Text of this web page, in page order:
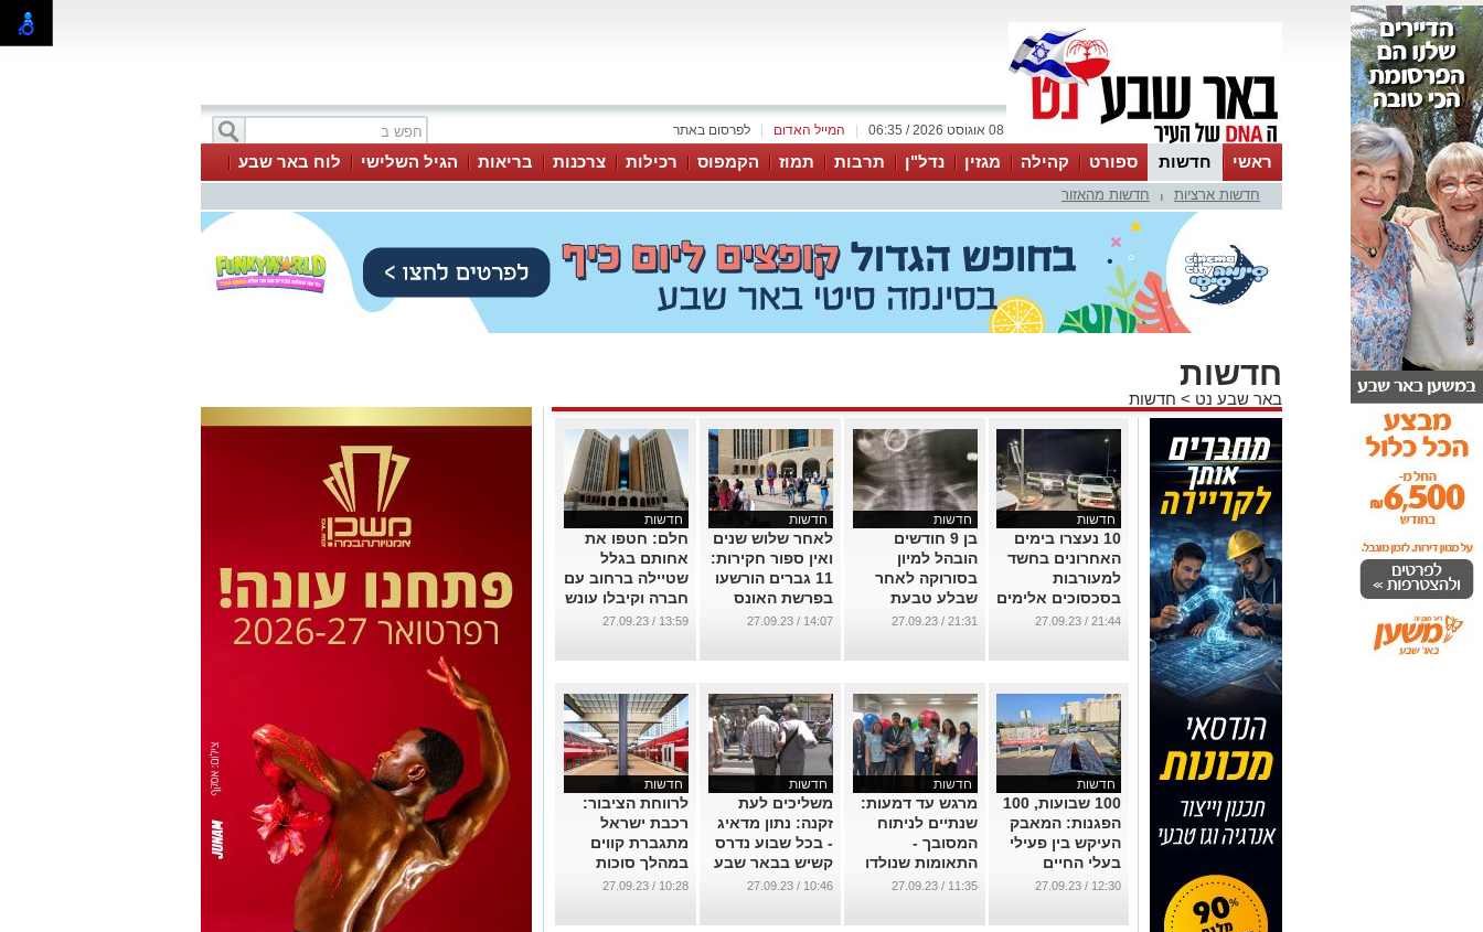
לפרסום באתר המייל האדום 08 אוגוסט 2026 / 06:35
ראשי חדשות ספורט קהילה מגזין נדל"ן תרבות תמוז הקמפוס רכילות צרכנות בריאות הגיל השלישי
לוח באר שבע
עסקים
טיפים והמלצותחדשות ארציות חדשות מהאזור
חדשות
באר שבע נט > חדשות
חדשות
10 נעצרו בימים
האחרונים בחשד
למעורבות
בסכסוכים אלימים
בחברה הבדואית
21:44 / 27.09.23
חדשות
בן 9 חודשים
הובהל למיון
בסורוקה לאחר
שבלע טבעת
...
21:31 / 27.09.23
חדשות
לאחר שלוש שנים
ואין ספור חקירות:
11 גברים הורשעו
בפרשת האונס
באילת
14:07 / 27.09.23
חדשות
חלם: חטפו את
אחותם בגלל
שטיילה ברחוב עם
חברה וקיבלו עונש
מאסר מגוחך
13:59 / 27.09.23
חדשות
100 שבועות, 100
הפגנות: המאבק
העיקש בין פעילי
בעלי החיים
לעירייה ממשיך
...
12:30 / 27.09.23
חדשות
מרגש עד דמעות:
שנתיים לניתוח
המסובך -
התאומות שנולדו
מחוברות פגשו
את חייהן
11:35 / 27.09.23
חדשות
משליכים לעת
זקנה: נתון מדאיג
- בכל שבוע נדרס
קשיש בבאר שבע
...
10:46 / 27.09.23
חדשות
לרווחת הציבור:
רכבת ישראל
מתגברת קווים
במהלך סוכות
...
10:28 / 27.09.23